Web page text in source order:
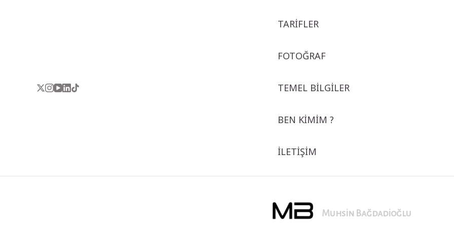
TARİFLER
FOTOĞRAF
TEMEL BİLGİLER
BEN KİMİM ?
İLETİŞİM
Muhsin Bağdadioğlu